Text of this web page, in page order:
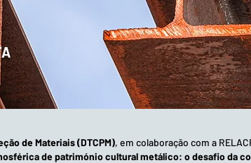
de Materiais (DTCPM), em colaboração com a
de património cultural metálico: o desafio da